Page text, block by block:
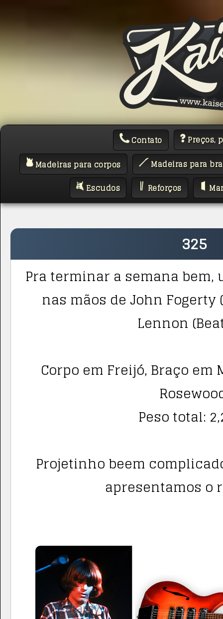
Contato
Preços,
Madeiras para corpos
Madeiras para
Escudos
Reforços
325
Pra terminar a semana bem,
nas mãos de John Fogerty
Lennon
Corpo em Freijó, Braço
Peso total:
Projetinho beem
apresentamos o